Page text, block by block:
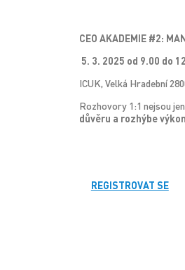
CEO AKADEMIE #2:
5. 3. 2025 od 9.00 do
ICUK, Velká Hradební
Rozhovory 1:1 nejsou
důvěru a rozhýbe
REGISTROVAT SE